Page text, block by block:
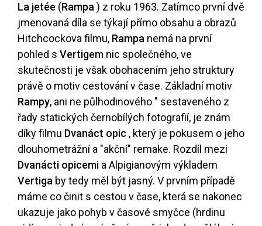
La jetée (Rampa) z roku 1963. Zatímco první dvě
jmenovaná díla se týkají přímo obsahu a obrazů
Hitchcockova filmu, Rampa nemá na první
pohled s Vertigem nic společného, ve
skutečnosti je však obohacením jeho struktury
právě o motiv cestování v čase. Základní motiv
Rampy, ani ne půlhodinového " sestaveného z
řady statických černobílých fotografií, je znám
díky filmu Dvanáct opic , který je pokusem o jeho
dlouhometrážní a "akční" remake. Rozdíl mezi
Dvanácti opicemi a Alpigianovým výkladem
Vertiga by tedy měl být jasný. V prvním případě
máme co činit s cestou v čase, která se nakonec
ukazuje jako pohyb v časové smyčce (hrdinu